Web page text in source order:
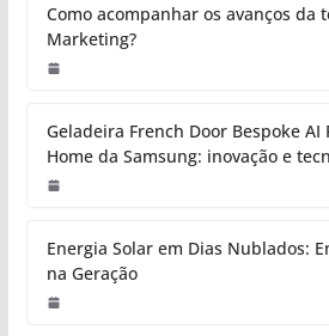
Como acompanhar os avanços da
Marketing?
Geladeira French Door Bespoke AI
Home da Samsung: inovação e
Energia Solar em Dias Nublados:
na Geração